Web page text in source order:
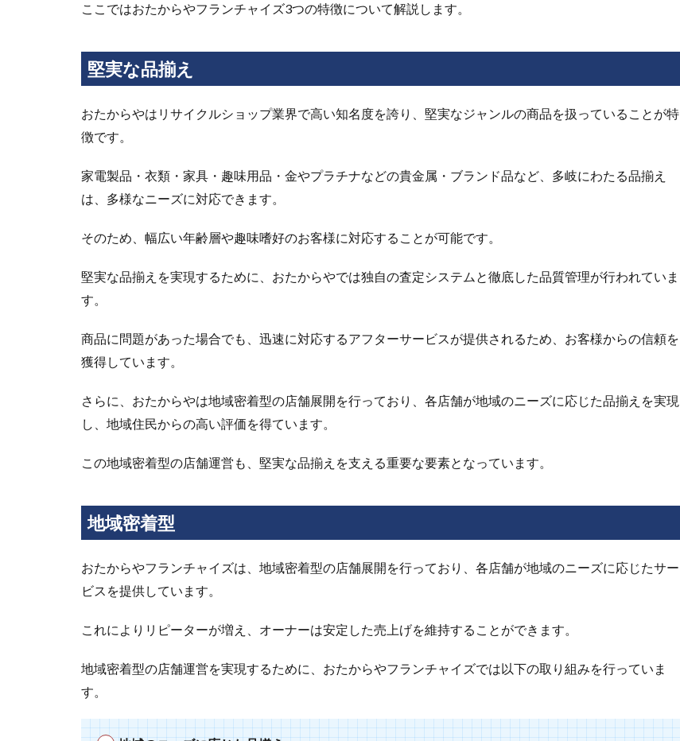
かつ
定が
でき
3.2
査定
要な
設備
が整
おり
感が
お
た
か
や
ン
チ
イ
ズ
の
み
4.1
な経
4.2
ンド
ここではおたからやフランチャイズ3つの特徴について解説します。
堅実な品揃え
おたからやはリサイクルショップ業界で高い知名度を誇り、堅実なジャンルの商品を扱っていることが特
徴です。
家電製品・衣類・家具・趣味用品・金やプラチナなどの貴金属・ブランド品など、多岐にわたる品揃え
は、多様なニーズに対応できます。
そのため、幅広い年齢層や趣味嗜好のお客様に対応することが可能です。
堅実な品揃えを実現するために、おたからやでは独自の査定システムと徹底した品質管理が行われていま
す。
商品に問題があった場合でも、迅速に対応するアフターサービスが提供されるため、お客様からの信頼を
獲得しています。
さらに、おたからやは地域密着型の店舗展開を行っており、各店舗が地域のニーズに応じた品揃えを実現
し、地域住民からの高い評価を得ています。
この地域密着型の店舗運営も、堅実な品揃えを支える重要な要素となっています。
地域密着型
おたからやフランチャイズは、地域密着型の店舗展開を行っており、各店舗が地域のニーズに応じたサー
ビスを提供しています。
これによりリピーターが増え、オーナーは安定した売上げを維持することができます。
地域密着型の店舗運営を実現するために、おたからやフランチャイズでは以下の取り組みを行っていま
す。